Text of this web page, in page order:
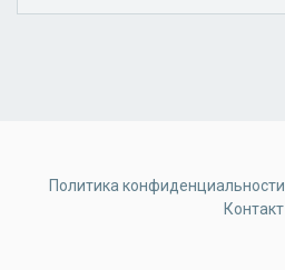
Политика конфиденциальности
Контакт